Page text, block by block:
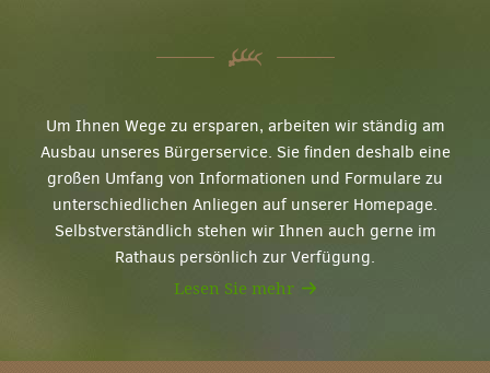
Um Ihnen Wege zu ersparen, arbeiten wir ständig am
Ausbau unseres Bürgerservice. Sie finden deshalb eine
großen Umfang von Informationen und Formulare zu
unterschiedlichen Anliegen auf unserer Homepage.
Selbstverständlich stehen wir Ihnen auch gerne im
Rathaus persönlich zur Verfügung.
Lesen Sie mehr